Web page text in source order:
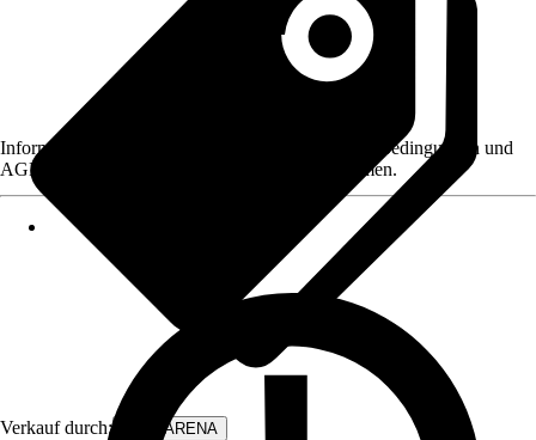
Verkauf durch: WALLARENA
Informationen des Verkäufers, wie z. B. Rückgabebedingungen und
AGB, finden Sie bei Klick auf den Verkäufernamen.